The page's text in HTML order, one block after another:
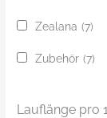
Zealana (7)
Zubehör (7)
Lauflänge pro